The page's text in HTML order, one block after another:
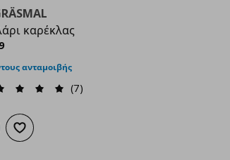
καρέκλας
τιμή
ανταμοιβής
(7)
στο καλάθι
Προσθήκη στα αγαπημένα